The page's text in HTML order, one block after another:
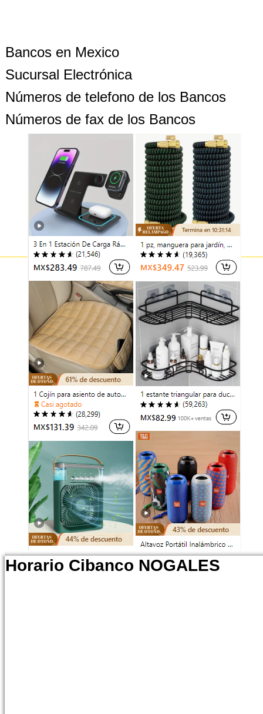
Bancos en Mexico
Sucursal Electrónica
Números de telefono de los Bancos
Números de fax de los Bancos
Horario Cibanco NOGALES